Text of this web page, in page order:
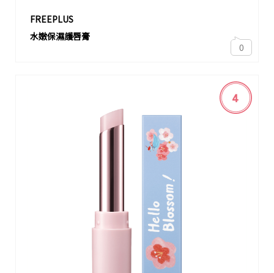
FREEPLUS
水嫩保濕護唇膏
0
4